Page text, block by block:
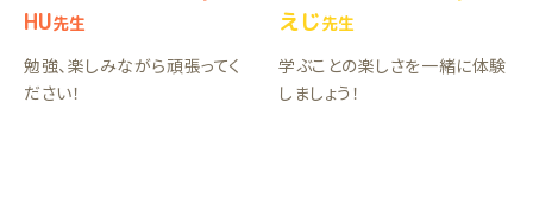
HU先生
勉強、楽しみながら頑張ってく
ださい！
えじ先生
学ぶことの楽しさを一緒に体験
しましょう！